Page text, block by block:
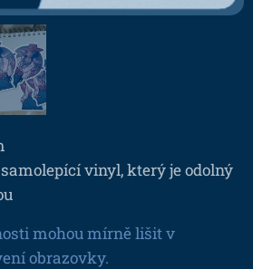
vinyl, který je odolný
mohou mírně lišit v
obrazovky.